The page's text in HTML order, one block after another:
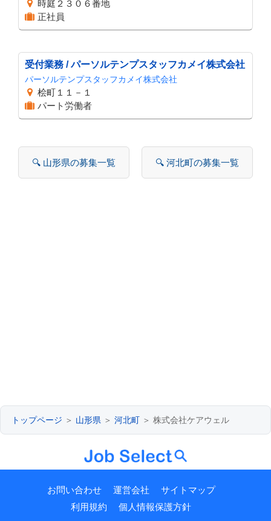
時庭２３０６番地
正社員
受付業務 / パーソルテンプスタッフカメイ株式会社
パーソルテンプスタッフカメイ株式会社
桧町１１－１
パート労働者
🔍 山形県の募集一覧 🔍 河北町の募集一覧
トップページ ＞ 山形県 ＞ 河北町 ＞ 株式会社ケアウェル
お問い合わせ 運営会社
サイトマップ
利用規約
個人情報保護方針